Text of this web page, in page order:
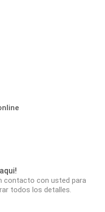
contacto con usted para
todos los detalles.